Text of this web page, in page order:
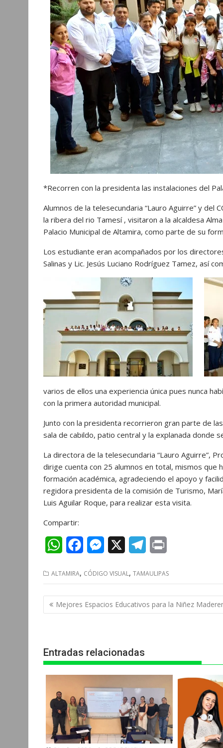
p
k
e
r
m
*Recorren con la presidenta las instalaciones del
Alumnos de la telesecundaria “Lauro Aguirre” y del
la ribera del rio Tamesí , visitaron a la alcaldesa
Palacio Municipal de Altamira, como parte de su
Los estudiante eran acompañados por los
Salinas y Lic. Jesús Luciano Rodríguez Tamez, así
varios de ellos una experiencia única pues nunca
con la primera autoridad municipal.
Junto con la presidenta recorrieron gran parte de
sala de cabildo, patio central y la explanada donde
La directora de la telesecundaria “Lauro Aguirre”,
dirige cuenta con 25 alumnos en total, mismos
formación académica, agradeciendo el apoyo y
regidora presidenta de la comisión de Turismo,
Luis Aguilar Roque, para realizar esta visita.
Compartir:
W
a
t
s
p
c
e
b
k
s
s
e
e
l
e
g
m
i
n
t
ALTAMIRA, CÓDIGO VISUAL, TAMAULIPAS
Navegación
de
Mejores Espacios Educativos para la Niñez
Entradas relacionadas